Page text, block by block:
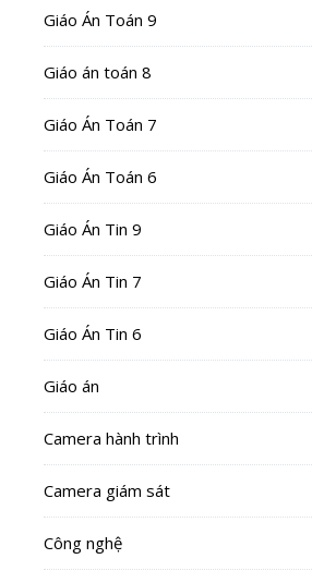
Giáo Án Toán 9
Giáo án toán 8
Giáo Án Toán 7
Giáo Án Toán 6
Giáo Án Tin 9
Giáo Án Tin 7
Giáo Án Tin 6
Giáo án
Camera hành trình
Camera giám sát
Công nghệ